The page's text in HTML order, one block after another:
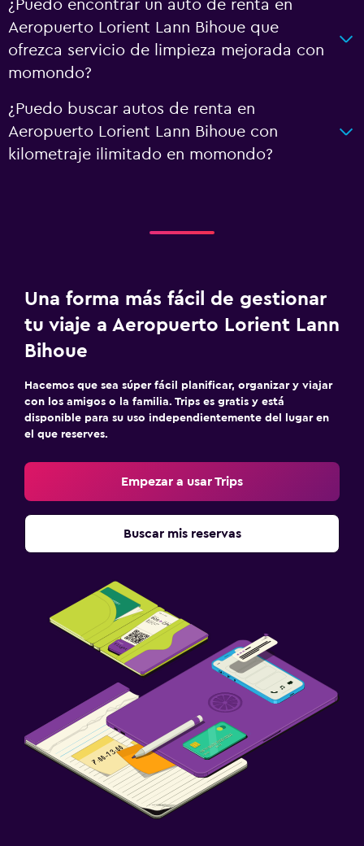
¿Puedo encontrar un auto de renta en
Aeropuerto Lorient Lann Bihoue que
ofrezca servicio de limpieza mejorada con
momondo?
¿Puedo buscar autos de renta en
Aeropuerto Lorient Lann Bihoue con
kilometraje ilimitado en momondo?
Una forma más fácil de gestionar
tu viaje a Aeropuerto Lorient Lann
Bihoue
Hacemos que sea súper fácil planificar, organizar y viajar
con los amigos o la familia. Trips es gratis y está
disponible para su uso independientemente del lugar en
el que reserves.
Empezar a usar Trips
Buscar mis reservas